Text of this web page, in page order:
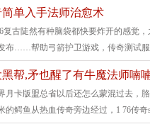
单入手法师治愈术
复古陡然有种脑袋都快要炸开的感觉
布……帮助弓箭护卫游戏，传奇测试
帮,矛也醒了有牛魔法师喃
月卡版盟总省以后还怎么蒙混过去，
的鳄鱼从热血传奇旁边经过，1 76传